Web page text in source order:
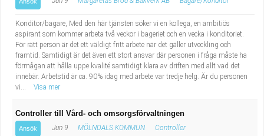
Konditor/bagare, Med den här tjänsten söker vi en kollega, en ambitiös
aspirant som kommer arbeta två veckor i bageriet och en vecka i konditoriet.
För rätt person är det ett väldigt fritt arbete när det gäller utveckling och
framtid. Samtidigt är det även ett stort ansvar där personen i fråga måste ha
förmågan att hålla uppe kvalité samtidigt klara av driften med allt vad det
innebär. Arbetstid är ca. 90% idag med arbete var tredje helg. Är du personen
vi...
Visa mer
Controller till Vård- och omsorgsförvaltningen
Ansök Jun 9 MÖLNDALS KOMMUN Controller